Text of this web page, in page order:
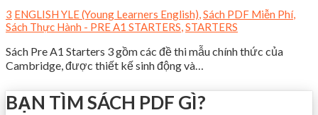
3 ENGLISH YLE (Young Learners English),Sách PDF Miễn Phí,
Sách Thực Hành - PRE A1 STARTERS,STARTERS
Sách Pre A1 Starters 3 gồm các đề thi mẫu chính thức của
Cambridge, được thiết kế sinh động và…
BẠN TÌM SÁCH PDF GÌ?